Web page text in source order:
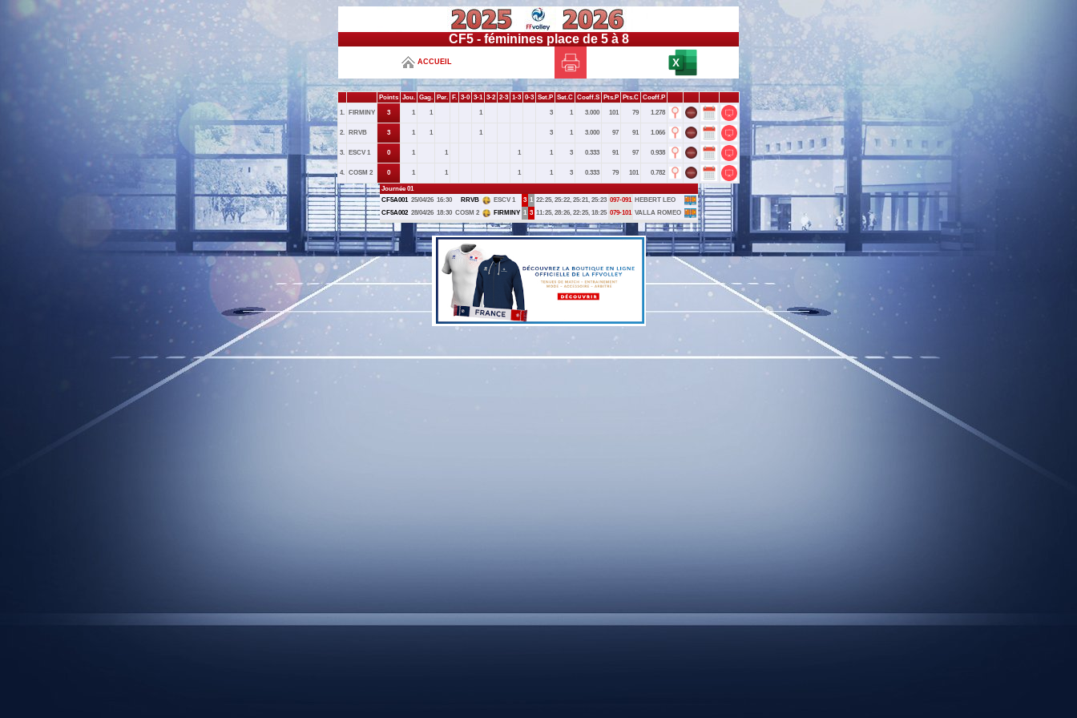
CF5 - féminines place de 5 à 8
ACCUEIL
Points Jou. Gag. Per. F. 3-0 3-1 3-2 2-3 1-3 0-3 Set.P Set.C Coeff.S Pts.P Pts.C Coeff.P
1. FIRMINY 3 1 1 1 3 1 3.000 101 79 1.278
2. RRVB 3 1 1 1 3 1 3.000 97 91 1.066
3. ESCV 1 0 1 1 1 1 3 0.333 91 97 0.938
4. COSM 2 0 1 1 1 1 3 0.333 79 101 0.782
Journée 01
CF5A001 25/04/26 16:30 RRVB ESCV 1 3 1 22:25, 25:22, 25:21, 25:23 097-091
HEBERT LEO
CF5A002 28/04/26 18:30 COSM 2 FIRMINY 1 3 11:25, 28:26, 22:25, 18:25 079-101 VALLA ROMEO